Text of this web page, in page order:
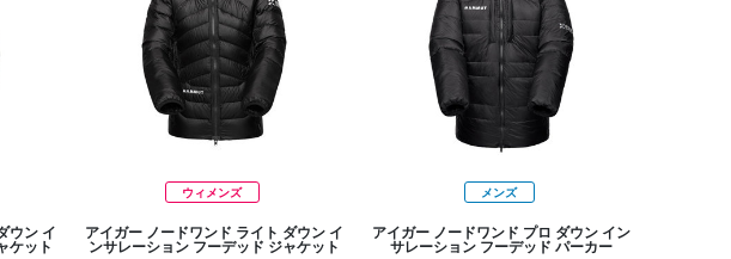
ウン イ
ケット
ウィメンズ
アイガー ノードワンド ライト ダウン イ
ンサレーション フーデッド ジャケット
メンズ
アイガー ノードワンド プロ ダウン イン
サレーション フーデッド パーカー